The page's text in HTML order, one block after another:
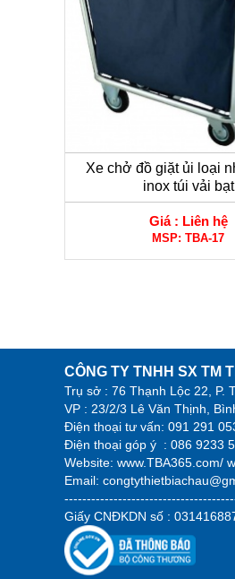
Xe chở đồ giặt ủi loại
inox túi vải bạt
Giá : Liên hệ
MSP:TBA-17
CÔNG TY TNHH SX TM
Trụ sở : 76 Thạnh Lộc 22, P.
VP : 23/2/3 Lê Văn Thịnh,
Điện thoại tư vấn: 091 291
Điện thoại góp ý : 086 9233
Website: www.TBA365.com/
Email:
Giấy CNĐKDN số :